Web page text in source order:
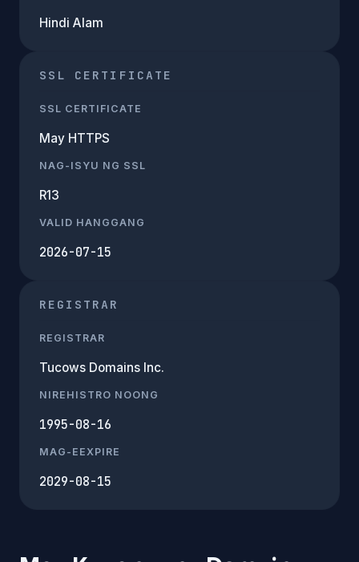
Hindi Alam
SSL CERTIFICATE
SSL CERTIFICATE
May HTTPS
NAG-ISYU NG SSL
R13
VALID HANGGANG
2026-07-15
REGISTRAR
REGISTRAR
Tucows Domains Inc.
NIREHISTRO NOONG
1995-08-16
MAG-EEXPIRE
2029-08-15